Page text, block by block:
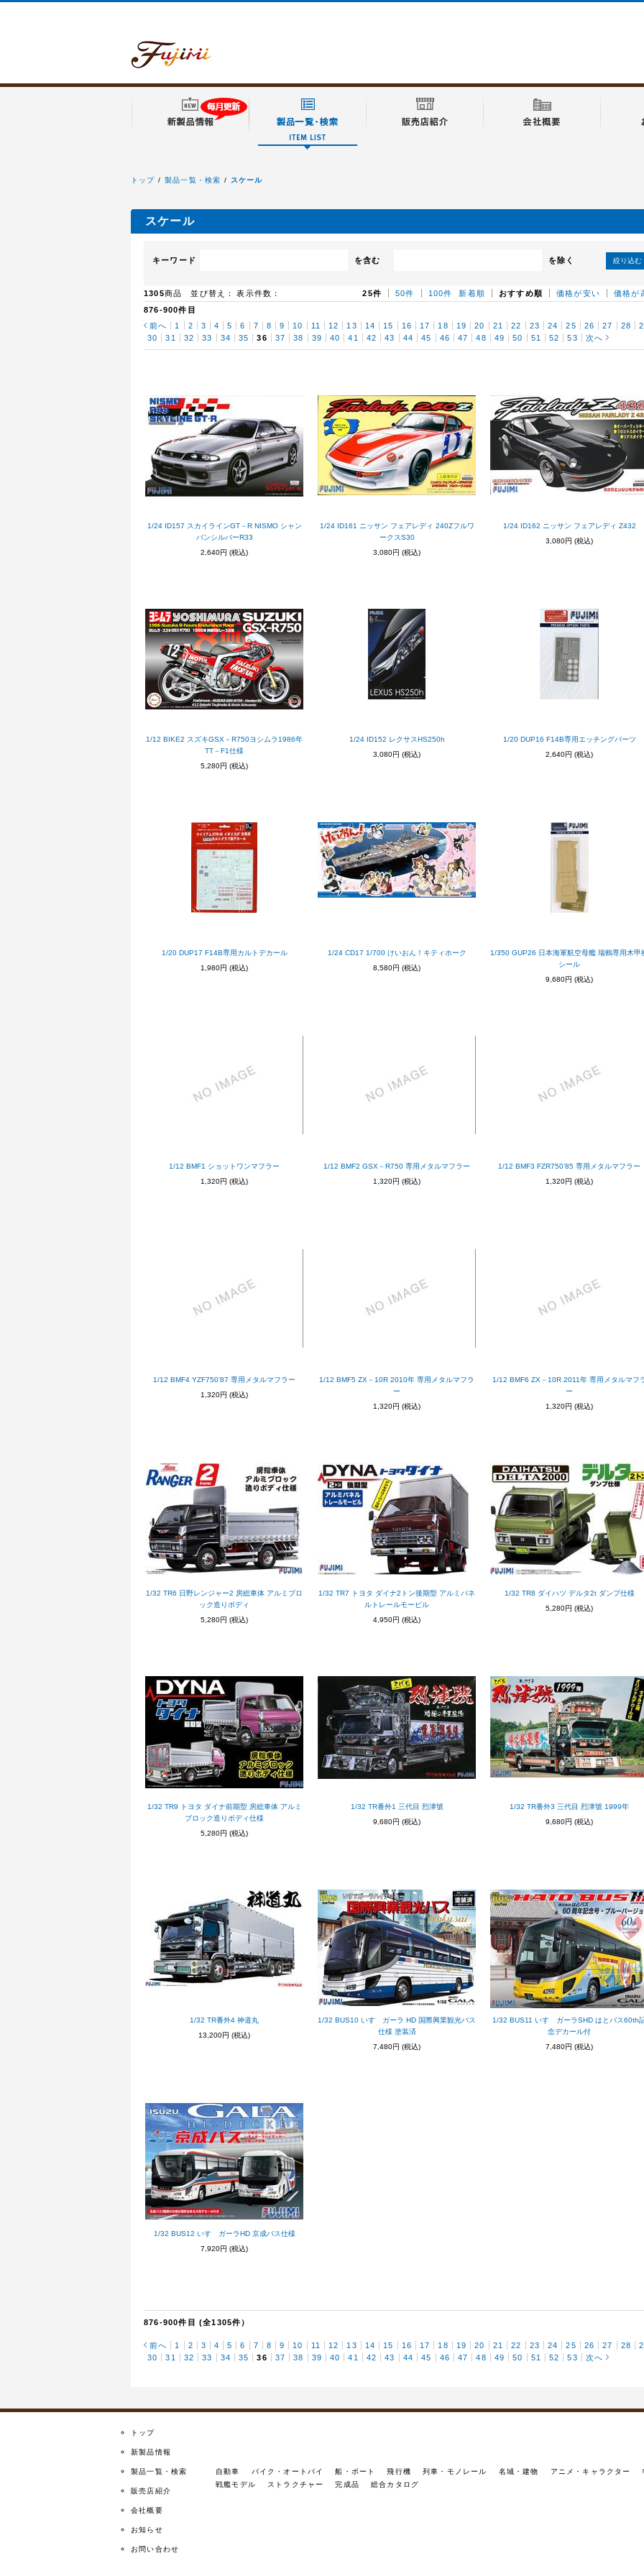
トップ 製品一覧・検索 スケール
スケール
キーワード を含む を除く 絞り込む
1305商品 並び替え： 新着順 おすすめ順 価格が安い 価格が
表示件数： 25件 50件
100件
876-900件目
前へ
1 2 3 4 5 6 7 8 9 10 11 12 13 14 15 16 17 18 19 20 21 22 23 24 25 26 27 28
30
31 32 33 34 35 36 37 38 39 40 41 42 43 44 45 46 47 48 49 50 51 52 53 次へ
1/24 ID157 スカイラインGT－R NISMO シャン
パンシルバーR33
2,640円 (税込)
1/24 ID161 ニッサン フェアレディ 240Zフルワ
ークスS30
3,080円 (税込)
1/24 ID162 ニッサン フェアレディ Z432
3,080円 (税込)
1/12 BIKE2 スズキGSX－R750ヨシムラ1986年
TT－F1仕様
5,280円 (税込)
1/24 ID152 レクサスHS250h
3,080円 (税込)
1/20 DUP16 F14B専用エッチングパーツ
2,640円 (税込)
1/20 DUP17 F14B専用カルトデカール
1,980円 (税込)
1/24 CD17 1/700 けいおん！キティホーク
8,580円 (税込)
1/350 GUP26 日本海軍航空母艦 瑞鶴専用木甲
シール
9,680円 (税込)
1/12 BMF1 ショットワンマフラー
1,320円 (税込)
1/12 BMF2 GSX－R750 専用メタルマフラー
1,320円 (税込)
1/12 BMF3 FZR750’85 専用メタルマフラー
1,320円 (税込)
1/12 BMF4 YZF750’87 専用メタルマフラー
1,320円 (税込)
1/12 BMF5 ZX－10R 2010年 専用メタルマフラ
ー
1,320円 (税込)
1/12 BMF6 ZX－10R 2011年 専用メタルマフ
ー
1,320円 (税込)
1/32 TR6 日野レンジャー2 房総車体 アルミブロ
ック造りボディ
5,280円 (税込)
1/32 TR7 トヨタ ダイナ2トン後期型 アルミパネ
ルトレールモービル
4,950円 (税込)
1/32 TR8 ダイハツ デルタ2t ダンプ仕様
5,280円 (税込)
1/32 TR9 トヨタ ダイナ前期型 房総車体 アルミ
ブロック造りボディ仕様
5,280円 (税込)
1/32 TR番外1 三代目 烈津號
9,680円 (税込)
1/32 TR番外3 三代目 烈津號 1999年
9,680円 (税込)
1/32 TR番外4 神道丸
13,200円 (税込)
1/32 BUS10 いすゞガーラ HD 国際興業観光バス
仕様 塗装済
7,480円 (税込)
1/32 BUS11 いすゞガーラSHD はとバス60th
念デカール付
7,480円 (税込)
1/32 BUS12 いすゞガーラHD 京成バス仕様
7,920円 (税込)
876-900件目 (全1305件）
前へ 1 2 3 4 5 6 7 8 9 10 11 12 13 14 15 16 17 18 19 20 21 22 23 24 25 26 27 28
30
31 32 33 34 35 36 37 38 39 40 41 42 43 44 45 46 47 48 49 50 51 52 53 次へ
トップ
新製品情報
製品一覧・検索 自動車 バイク・オートバイ 船・ボート 飛行機 列車・モノレール 名城・建物 アニメ・キャラクター
戦艦モデル
ストラクチャー 完成品
総合カタログ
販売店紹介
会社概要
お知らせ
お問い合わせ